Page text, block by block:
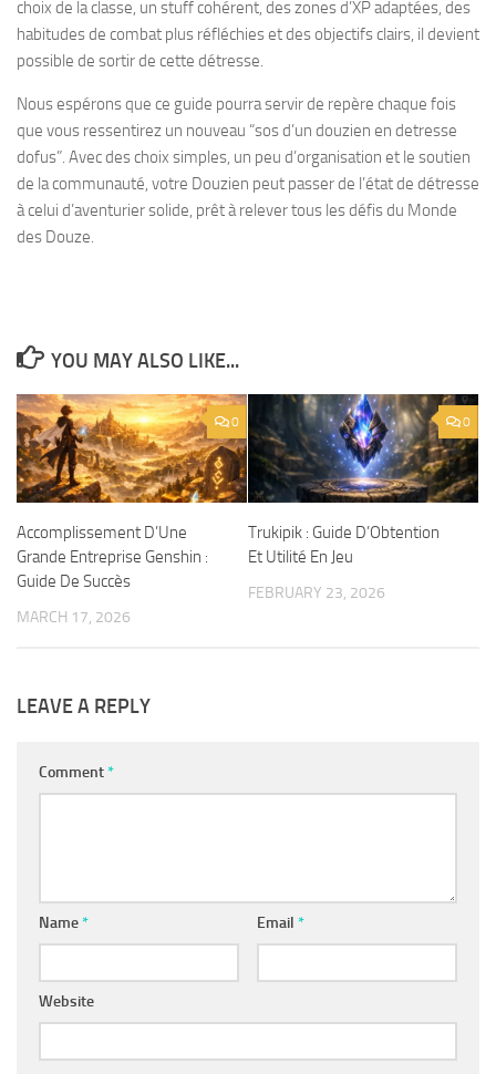
choix de la classe, un stuff cohérent, des zones d’XP adaptées, des
habitudes de combat plus réfléchies et des objectifs clairs, il devient
possible de sortir de cette détresse.
Nous espérons que ce guide pourra servir de repère chaque fois
que vous ressentirez un nouveau “sos d’un douzien en detresse
dofus”. Avec des choix simples, un peu d’organisation et le soutien
de la communauté, votre Douzien peut passer de l’état de détresse
à celui d’aventurier solide, prêt à relever tous les défis du Monde
des Douze.
YOU MAY ALSO LIKE...
0
Accomplissement D’Une
Grande Entreprise Genshin :
Guide De Succès
MARCH 17, 2026
0
Trukipik : Guide D’Obtention
Et Utilité En Jeu
FEBRUARY 23, 2026
LEAVE A REPLY
Comment*
Name* Email *
Website